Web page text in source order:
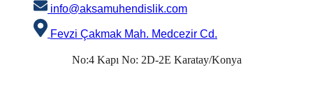
info@aksamuhendislik.com
Fevzi Çakmak Mah. Medcezir Cd.
No:4 Kapı No: 2D-2E Karatay/Konya